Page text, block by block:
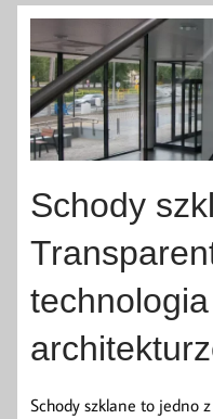
Schody
Schody szklane to jedno